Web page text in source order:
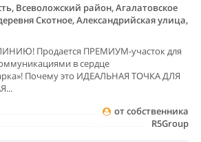
Всеволожский район, Агалатовское
Скотное, Александрийская улица,
Продается ПРЕМИУМ-участок для
в сердце
Почему это ИДЕАЛЬНАЯ ТОЧКА ДЛЯ
от собственника
R5Group